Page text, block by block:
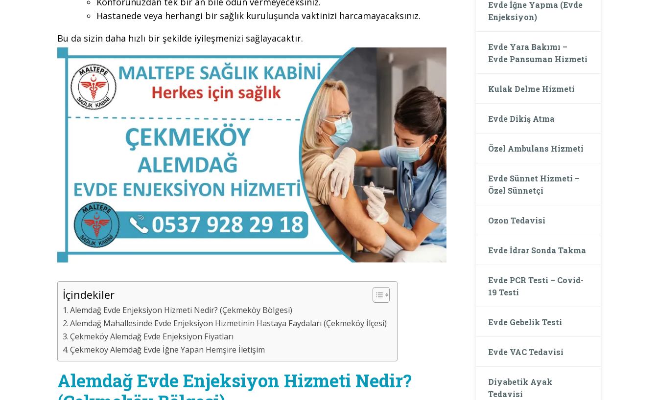
Hastanede veya herhangi bir sağlık kuruluşunda vaktinizi harcamayacaksınız.
Bu da sizin daha hızlı bir şekilde iyileşmenizi sağlayacaktır.
İçindekiler
Alemdağ Evde Enjeksiyon Hizmeti Nedir? (Çekmeköy Bölgesi)
Alemdağ Mahallesinde Evde Enjeksiyon Hizmetinin Hastaya Faydaları (Çekmeköy İlçesi)
Çekmeköy Alemdağ Evde Enjeksiyon Fiyatları
Çekmeköy Alemdağ Evde İğne Yapan Hemşire İletişim
Alemdağ Evde Enjeksiyon Hizmeti Nedir?
Evde İğne Yapma (Evde
Enjeksiyon)
Evde Yara Bakımı –
Evde Pansuman Hizmeti
Kulak Delme Hizmeti
Evde Dikiş Atma
Özel Ambulans Hizmeti
Evde Sünnet Hizmeti –
Özel Sünnetçi
Ozon Tedavisi
Evde İdrar Sonda Takma
Evde PCR Testi – Covid-
19 Testi
Evde Gebelik Testi
Evde VAC Tedavisi
Diyabetik Ayak
Tedavisi